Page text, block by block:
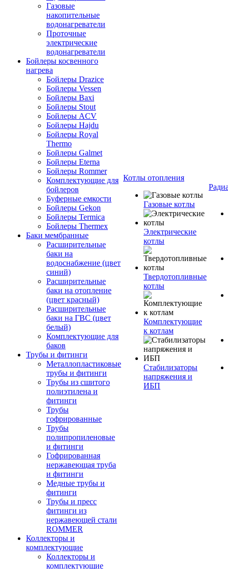
Газовые
накопительные
водонагреватели
Проточные
электрические
водонагреватели
Бойлеры косвенного
нагрева
Бойлеры Drazice
Бойлеры Vessen
Бойлеры Baxi
Бойлеры Stout
Бойлеры ACV
Бойлеры Hajdu
Бойлеры Royal
Thermo
Бойлеры Galmet
Бойлеры Eterna
Бойлеры Rommer
Комплектующие для
бойлеров
Буферные емкости
Бойлеры Gekon
Бойлеры Termica
Бойлеры Thermex
Баки мембранные
Расширительные
баки на
водоснабжение (цвет
синий)
Расширительные
баки на отопление
(цвет красный)
Расширительные
баки на ГВС (цвет
белый)
Комплектующие для
баков
Трубы и фитинги
Металлопластиковые
трубы и фитинги
Трубы из сшитого
полиэтилена и
фитинги
Трубы
гофрированные
Трубы
полипропиленовые
и фитинги
Гофрированная
нержавеющая труба
и фитинги
Медные трубы и
фитинги
Трубы и пресс
фитинги из
нержавеющей стали
ROMMER
Коллекторы и
комплектующие
Коллекторы и
комплектующие
Котлы отопления
Газовые котлы
Электрические
котлы
Твердотопливные
котлы
Комплектующие
к котлам
Стабилизаторы
напряжения и
ИБП